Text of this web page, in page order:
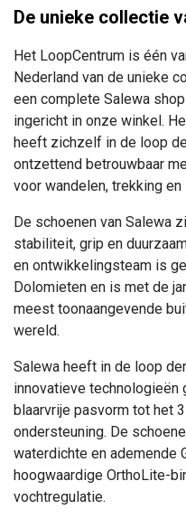
De unieke collectie
Het LoopCentrum is één
Nederland van de unieke
een complete Salewa
ingericht in onze winkel.
heeft zichzelf in de loop
ontzettend betrouwbaar
voor wandelen, trekking en
De schoenen van Salewa
stabiliteit, grip en
en ontwikkelingsteam is
Dolomieten en is met de
meest toonaangevende
wereld.
Salewa heeft in de loop
innovatieve technologieën
blaarvrije pasvorm tot het
ondersteuning. De
waterdichte en ademende
hoogwaardige OrthoLite-
vochtregulatie.